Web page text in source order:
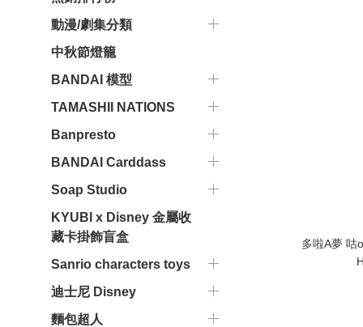
動漫/劇集分類
中秋節燈籠
BANDAI 模型
TAMASHII NATIONS
Banpresto
BANDAI Carddass
Soap Studio
KYUBI x Disney 金屬收
藏卡掛飾盲盒
Sanrio characters toys
迪士尼 Disney
麵包超人
多啦A夢 咕